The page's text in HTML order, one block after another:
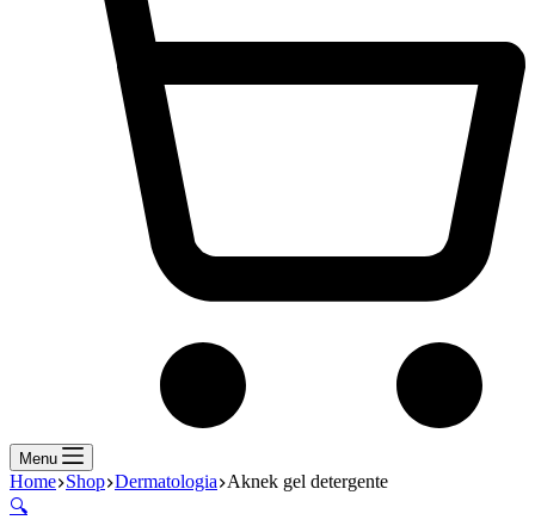
Menu
Home Shop Dermatologia Aknek gel detergente
🔍